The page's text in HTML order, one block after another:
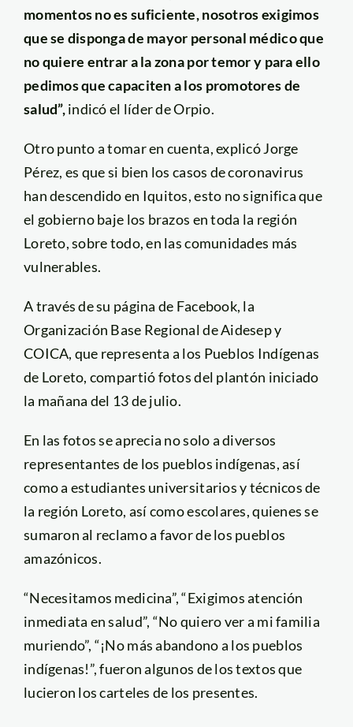
momentos no es suficiente, nosotros exigimos
que se disponga de mayor personal médico que
no quiere entrar a la zona por temor y para ello
pedimos que capaciten a los promotores de
salud”,indicó el líder de Orpio.
Otro punto a tomar en cuenta, explicó Jorge
Pérez, es que si bien los casos de coronavirus
han descendido en Iquitos, esto no significa que
el gobierno baje los brazos en toda la región
Loreto, sobre todo, en las comunidades más
vulnerables.
A través de su página de Facebook, la
Organización Base Regional de Aidesep y
COICA, que representa a los Pueblos Indígenas
de Loreto, compartió fotos del plantón iniciado
la mañana del 13 de julio.
En las fotos se aprecia no solo a diversos
representantes de los pueblos indígenas, así
como a estudiantes universitarios y técnicos de
la región Loreto, así como escolares, quienes se
sumaron al reclamo a favor de los pueblos
amazónicos.
“Necesitamos medicina”, “Exigimos atención
inmediata en salud”, “No quiero ver a mi familia
muriendo”, “¡No más abandono a los pueblos
indígenas!”, fueron algunos de los textos que
lucieron los carteles de los presentes.